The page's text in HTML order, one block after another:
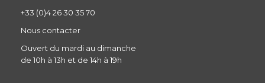
+33 (0)4 26 30 35 70
Nous contacter
Ouvert du mardi au dimanche
de 10h à 13h et de 14h à 19h